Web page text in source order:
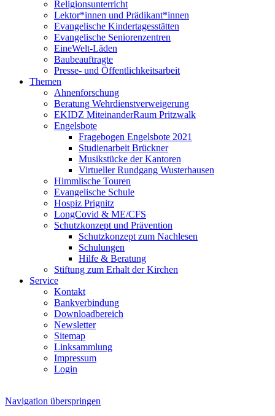
Religionsunterricht
Lektor*innen und Prädikant*innen
Evangelische Kindertagesstätten
Evangelische Seniorenzentren
EineWelt-Läden
Baubeauftragte
Presse- und Öffentlichkeitsarbeit
Themen
Ahnenforschung
Beratung Wehrdienstverweigerung
EKIDZ MiteinanderRaum Pritzwalk
Engelsbote
Fragebogen Engelsbote 2021
Studienarbeit Brückner
Musikstücke der Kantoren
Virtueller Rundgang Wusterhausen
Himmlische Touren
Evangelische Schule
Hospiz Prignitz
LongCovid & ME/CFS
Schutzkonzept und Prävention
Schutzkonzept zum Nachlesen
Schulungen
Hilfe & Beratung
Stiftung zum Erhalt der Kirchen
Service
Kontakt
Bankverbindung
Downloadbereich
Newsletter
Sitemap
Linksammlung
Impressum
Login
Navigation überspringen